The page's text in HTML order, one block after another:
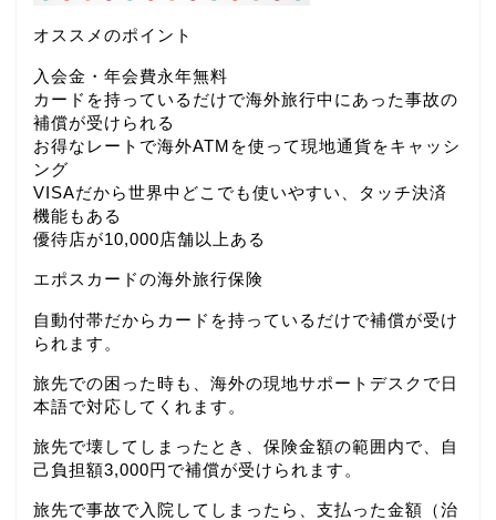
オススメのポイント
入会金・年会費永年無料
カードを持っているだけで海外旅行中にあった事故の
補償が受けられる
お得なレートで海外ATMを使って現地通貨をキャッシ
ング
VISAだから世界中どこでも使いやすい、タッチ決済
機能もある
優待店が10,000店舗以上ある
エポスカードの海外旅行保険
自動付帯だからカードを持っているだけで補償が受け
られます。
旅先での困った時も、海外の現地サポートデスクで日
本語で対応してくれます。
旅先で壊してしまったとき、保険金額の範囲内で、自
己負担額3,000円で補償が受けられます。
旅先で事故で入院してしまったら、支払った金額（治